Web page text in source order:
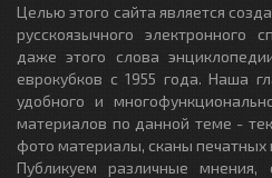
Целью этого сайта является
русскоязычного электронного
даже этого слова
еврокубков с 1955 года. Наша
удобного и
материалов по данной теме -
фото материалы, сканы печатных
Публикуем различные мнения,